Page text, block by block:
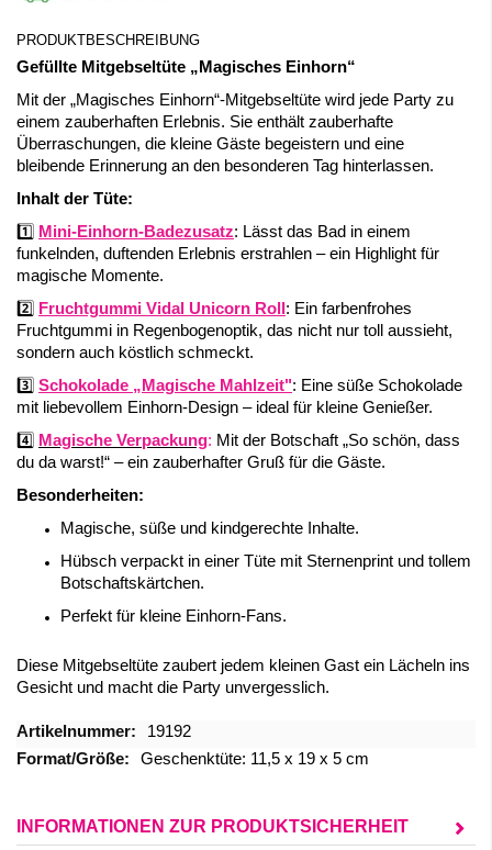
PRODUKTBESCHREIBUNG
Gefüllte Mitgebseltüte „Magisches Einhorn“
Mit der „Magisches Einhorn“-Mitgebseltüte wird jede Party zu
einem zauberhaften Erlebnis. Sie enthält zauberhafte
Überraschungen, die kleine Gäste begeistern und eine
bleibende Erinnerung an den besonderen Tag hinterlassen.
Inhalt der Tüte:
1️⃣ Mini-Einhorn-Badezusatz: Lässt das Bad in einem
funkelnden, duftenden Erlebnis erstrahlen – ein Highlight für
magische Momente.
2️⃣ Fruchtgummi Vidal Unicorn Roll : Ein farbenfrohes
Fruchtgummi in Regenbogenoptik, das nicht nur toll aussieht,
sondern auch köstlich schmeckt.
3️⃣ Schokolade „Magische Mahlzeit": Eine süße Schokolade
mit liebevollem Einhorn-Design – ideal für kleine Genießer.
4️⃣ Magische Verpackung: Mit der Botschaft „So schön, dass
du da warst!“ – ein zauberhafter Gruß für die Gäste.
Besonderheiten:
Magische, süße und kindgerechte Inhalte.
Hübsch verpackt in einer Tüte mit Sternenprint und tollem
Botschaftskärtchen.
Perfekt für kleine Einhorn-Fans.
Diese Mitgebseltüte zaubert jedem kleinen Gast ein Lächeln ins
Gesicht und macht die Party unvergesslich.
Mehr
Informationen
19192
Geschenktüte: 11,5 x 19 x 5 cm
INFORMATIONEN ZUR PRODUKTSICHERHEIT